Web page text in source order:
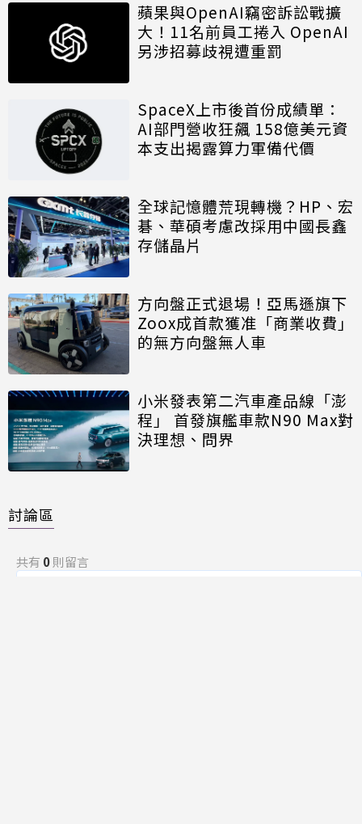
蘋果與OpenAI竊密訴訟戰擴
大！11名前員工捲入 OpenAI
另涉招募歧視遭重罰
SpaceX上市後首份成績單：
AI部門營收狂飆 158億美元資
本支出揭露算力軍備代價
全球記憶體荒現轉機？HP、宏
碁、華碩考慮改採用中國長鑫
存儲晶片
方向盤正式退場！亞馬遜旗下
Zoox成首款獲准「商業收費」
的無方向盤無人車
小米發表第二汽車產品線「澎
程」 首發旗艦車款N90 Max對
決理想、問界
討論區
共有 0則留言